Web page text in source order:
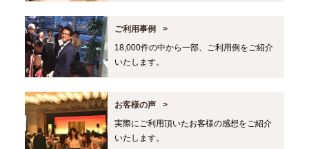
ご利用事例
18,000件の中から一部、ご利用例をご紹介
いたします。
お客様の声
実際にご利用頂いたお客様の感想をご紹介
いたします。